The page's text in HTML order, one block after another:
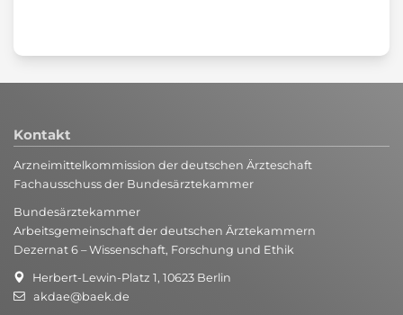
Kontakt
Arzneimittelkommission der deutschen Ärzteschaft
Fachausschuss der Bundesärztekammer
Bundesärztekammer
Arbeitsgemeinschaft der deutschen Ärztekammern
Dezernat 6 – Wissenschaft, Forschung und Ethik
Herbert-Lewin-Platz 1, 10623 Berlin
akdae@baek.de